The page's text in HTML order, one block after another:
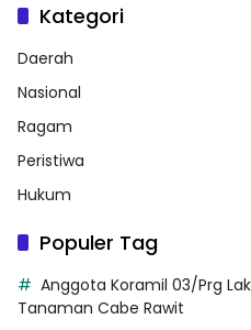
Kategori
Daerah
Nasional
Ragam
Peristiwa
Hukum
Populer Tag
Anggota Koramil 03/Prg
Tanaman Cabe Rawit